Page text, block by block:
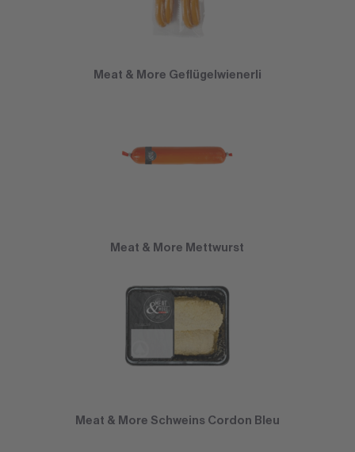
Meat & More Geflügelwienerli
Meat & More Mettwurst
Meat & More Schweins Cordon Bleu